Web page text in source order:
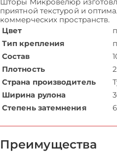
приятной текстурой и
коммерческих пространств.
Цвет
Тип крепления
Состав
Плотность
Страна производитель
Ширина рулона
Степень затемнения
Преимущества